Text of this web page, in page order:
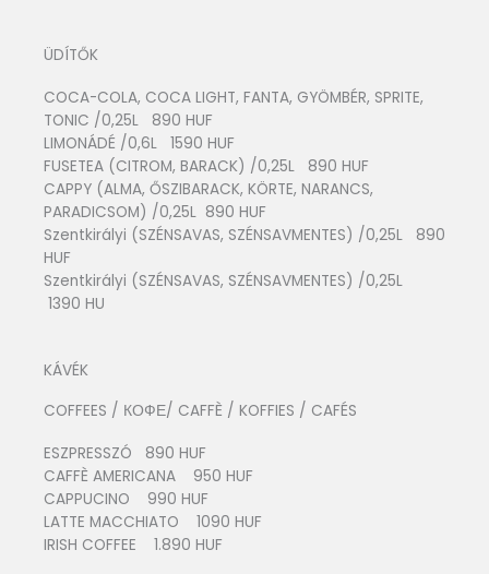
ÜDÍTŐK
COCA-COLA, COCA LIGHT, FANTA, GYÖMBÉR, SPRITE,
TONIC /0,25L 890 HUF
LIMONÁDÉ /0,6L 1590 HUF
FUSETEA (CITROM, BARACK) /0,25L 890 HUF
CAPPY (ALMA, ŐSZIBARACK, KÖRTE, NARANCS,
PARADICSOM) /0,25L 890 HUF
Szentkirályi (SZÉNSAVAS, SZÉNSAVMENTES) /0,25L 890
HUF
Szentkirályi (SZÉNSAVAS, SZÉNSAVMENTES) /0,25L
1390 HU
KÁVÉK
COFFEES / КОФЕ/ CAFFÈ / KOFFIES / CAFÉS
ESZPRESSZÓ 890 HUF
CAFFÈ AMERICANA 950 HUF
CAPPUCINO 990 HUF
LATTE MACCHIATO 1090 HUF
IRISH COFFEE 1.890 HUF